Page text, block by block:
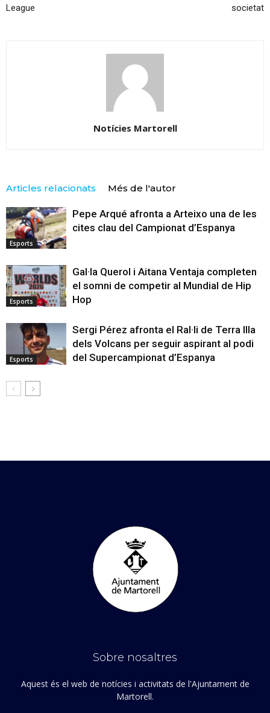
League
societat
Notícies Martorell
Articles relacionats Més de l'autor
Esports
Pepe Arqué afronta a Arteixo una de les
cites clau del Campionat d’Espanya
Esports
Gal·la Querol i Aitana Ventaja completen
el somni de competir al Mundial de Hip
Hop
Esports
Sergi Pérez afronta el Ral·li de Terra Illa
dels Volcans per seguir aspirant al podi
del Supercampionat d’Espanya
Sobre nosaltres
Aquest és el web de notícies i activitats de l'Ajuntament de
Martorell.